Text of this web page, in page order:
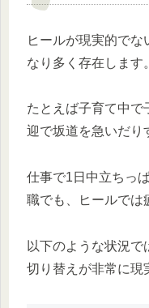
ヒールが現実的で
なり多く存在します。
たとえば子育て中で
迎で坂道を急いだり
仕事で1日中立ちっ
職でも、ヒールでは
以下のような状況
切り替えが非常に現